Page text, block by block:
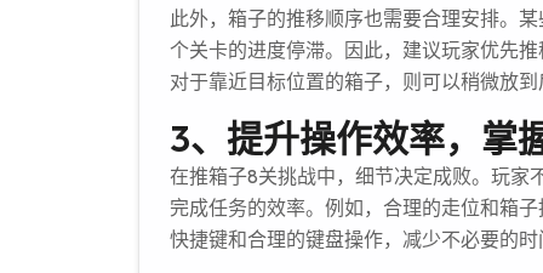
此外，箱子的推移顺序也需要合理安排。
个关卡的进度停滞。因此，建议玩家优先
对于靠近目标位置的箱子，则可以稍微放
3、提升操作效率，掌
在推箱子8关挑战中，细节决定成败。玩家
完成任务的效率。例如，合理的走位和箱
快捷键和合理的键盘操作，减少不必要的